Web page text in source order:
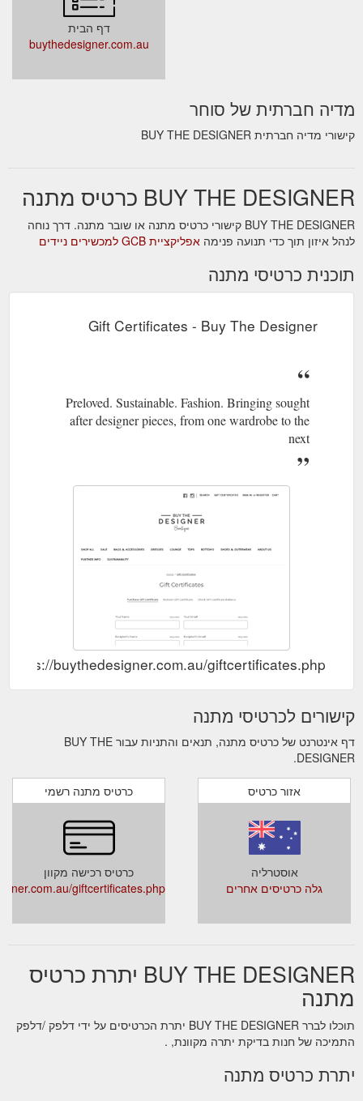
דף הבית
buythedesigner.com.au
מדיה חברתית של סוחר
קישורי מדיה חברתית BUY THE DESIGNER
BUY THE DESIGNER כרטיס מתנה
BUY THE DESIGNER קישורי כרטיס מתנה או שובר מתנה. דרך נוחה
לנהל איזון תוך כדי תנועה פנימה אפליקציית GCB למכשירים ניידים
תוכנית כרטיסי מתנה
Gift Certificates - Buy The Designer
Preloved. Sustainable. Fashion. Bringing sought
after designer pieces, from one wardrobe to the
next
https://buythedesigner.com.au/giftcertificates.php
קישורים לכרטיסי מתנה
דף אינטרנט של כרטיס מתנה, תנאים והתניות עבור BUY THE
DESIGNER.
כרטיס מתנה רשמי
כרטיס רכישה מקוון
giftcertificates.php
אזור כרטיס
אוסטרליה
גלה כרטיסים אחרים
BUY THE DESIGNER יתרת כרטיס
מתנה
תוכלו לברר BUY THE DESIGNER יתרת הכרטיסים על ידי דלפק /דלפק
התמיכה של חנות בדיקת יתרה מקוונת, .
יתרת כרטיס מתנה